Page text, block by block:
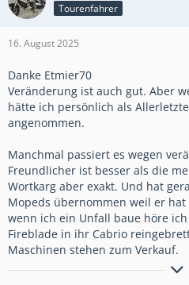
Tourenfahrer
16. August 2025
Danke Etmier70
Veränderung ist auch gut. Aber
hätte ich persönlich als
angenommen.
Manchmal passiert es wegen
Freundlicher ist besser als die
Wortkarg aber exakt. Und hat
Mopeds übernommen weil er
wenn ich ein Unfall baue höre
Fireblade in ihr Cabrio
Maschinen stehen zum Verkauf.
Wer ZEN beherrscht kennt keine